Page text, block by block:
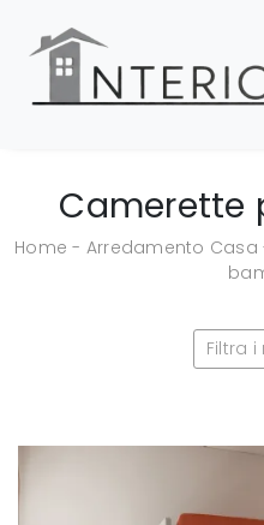
Camerette
Home - Arredamento Casa
Filtra i